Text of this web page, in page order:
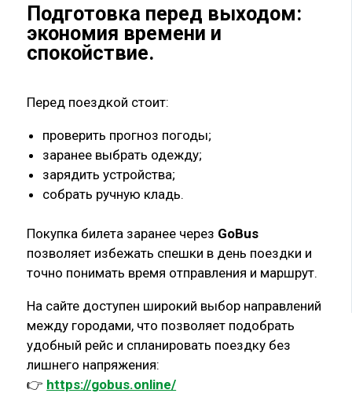
Подготовка перед выходом:
экономия времени и
спокойствие.
Перед поездкой стоит:
проверить прогноз погоды;
заранее выбрать одежду;
зарядить устройства;
собрать ручную кладь.
Покупка билета заранее через GoBus
позволяет избежать спешки в день поездки и
точно понимать время отправления и маршрут.
На сайте доступен широкий выбор направлений
между городами, что позволяет подобрать
удобный рейс и спланировать поездку без
лишнего напряжения:
👉 https://gobus.online/